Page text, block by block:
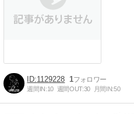
1129228 1
週間IN:10 週間OUT:30 月間IN:50